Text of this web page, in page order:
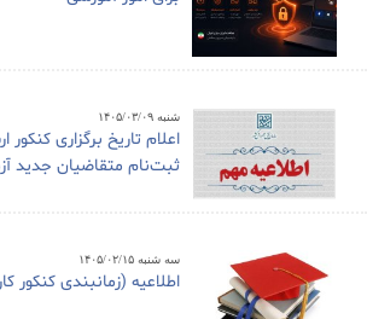
شنبه ۱۴۰۵/۰۳/۰۹
ثبت‌نام متقاضیان جدید
سه شنبه ۱۴۰۵/۰۲/۱۵
اطلاعیه (زمانبندی کنکور